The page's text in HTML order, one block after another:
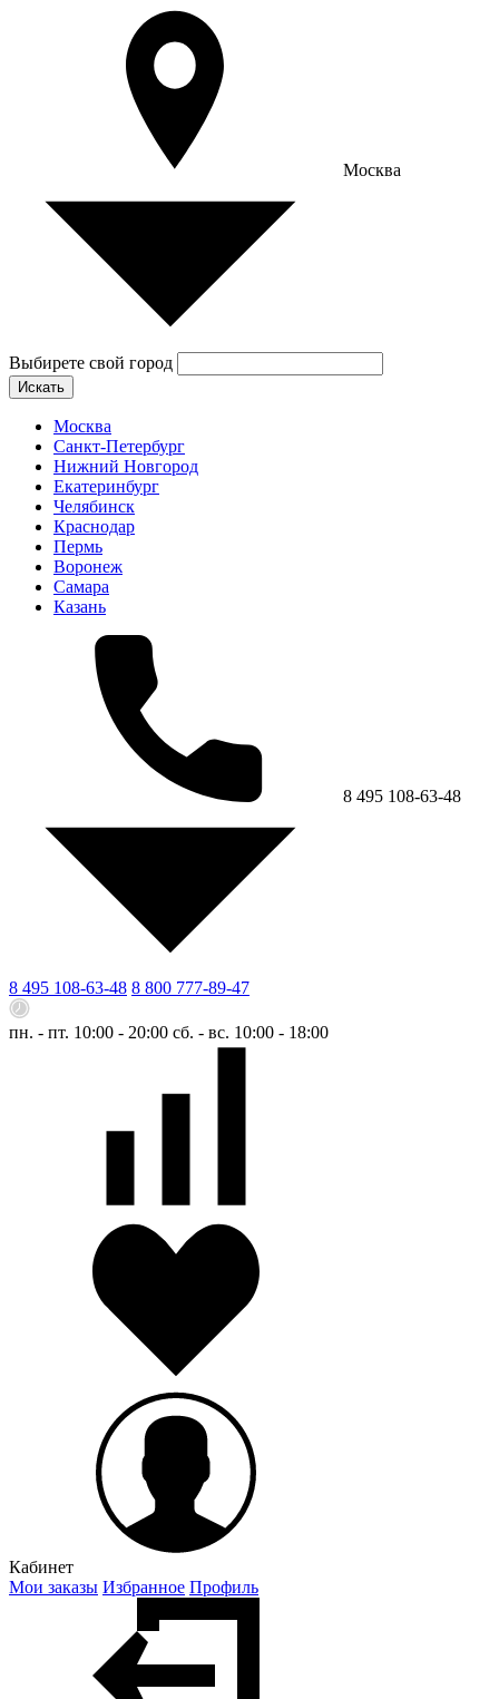
Москва
Выбирете свой город
Искать
Москва
Санкт-Петербург
Нижний Новгород
Екатеринбург
Челябинск
Краснодар
Пермь
Воронеж
Самара
Казань
8 495 108-63-48
8 495 108-63-48 8 800 777-89-47
пн. - пт. 10:00 - 20:00 сб. - вс. 10:00 - 18:00
Кабинет
Мои заказы Избранное Профиль